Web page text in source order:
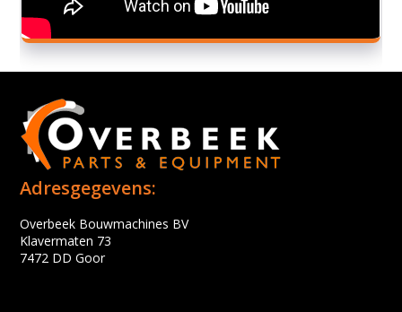
Adresgegevens:
Overbeek Bouwmachines BV
Klavermaten 73
7472 DD Goor